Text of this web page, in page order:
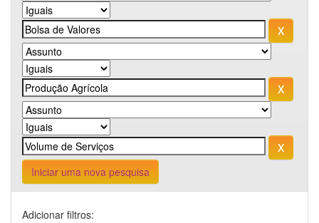
Iniciar uma nova pesquisa
Adicionar filtros: